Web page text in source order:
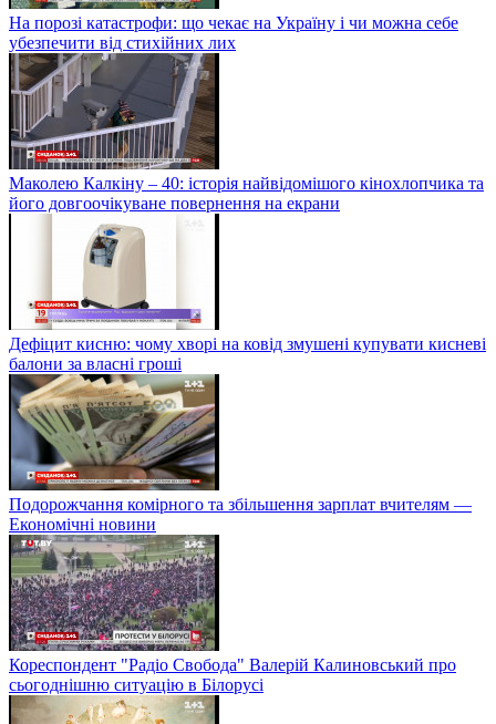
На порозі катастрофи: що чекає на Україну і чи можна себе
убезпечити від стихійних лих
Маколею Калкіну – 40: історія найвідомішого кінохлопчика та
його довгоочікуване повернення на екрани
Дефіцит кисню: чому хворі на ковід змушені купувати кисневі
балони за власні гроші
Подорожчання комірного та збільшення зарплат вчителям —
Економічні новини
Кореспондент "Радіо Свобода" Валерій Калиновський про
сьогоднішню ситуацію в Білорусі